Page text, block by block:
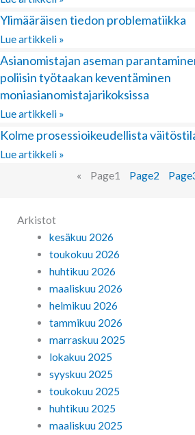
Ylimääräisen tiedon problematiikka
Lue artikkeli »
Asianomistajan aseman
poliisin työtaakan keventäminen
moniasianomistajarikoksissa
Lue artikkeli »
Kolme prosessioikeudellista
Lue artikkeli »
«
Page1 Page2 Page
Arkistot
kesäkuu 2026
toukokuu 2026
huhtikuu 2026
maaliskuu 2026
helmikuu 2026
tammikuu 2026
marraskuu 2025
lokakuu 2025
syyskuu 2025
toukokuu 2025
huhtikuu 2025
maaliskuu 2025